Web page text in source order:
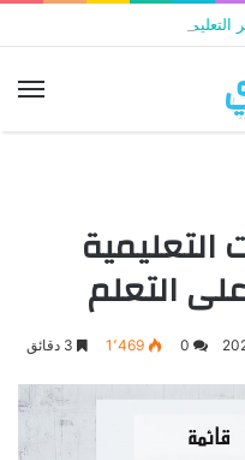
التعلم
0 1٬469